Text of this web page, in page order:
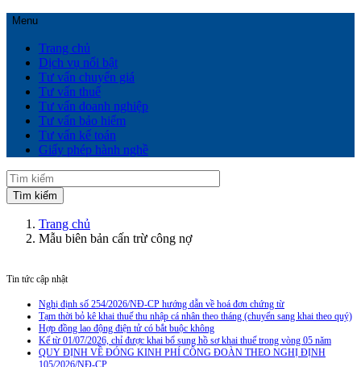
Menu
Trang chủ
Dịch vụ nổi bật
Tư vấn chuyển giá
Tư vấn thuế
Tư vấn doanh nghiệp
Tư vấn bảo hiểm
Tư vấn kế toán
Giấy phép hành nghề
Trang chủ
Mẫu biên bản cấn trừ công nợ
Tin tức cập nhật
Nghị định số 254/2026/NĐ-CP hướng dẫn về hoá đơn chứng từ
Tạm thời bỏ kê khai thuế thu nhập cá nhân theo tháng (chuyển sang khai theo quý)
Hợp đồng lao động điện tử có bắt buộc không
Kể từ 01/07/2026, chỉ được khai bổ sung hồ sơ khai thuế trong vòng 05 năm
QUY ĐỊNH VỀ ĐÓNG KINH PHÍ CÔNG ĐOÀN THEO NGHỊ ĐỊNH
105/2026/NĐ-CP